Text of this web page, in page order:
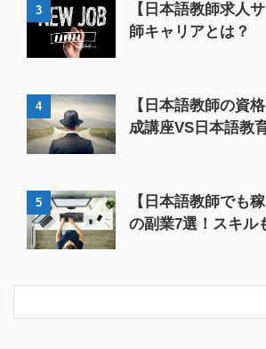
3
【日本語教師求人
師キャリアとは？
4
【日本語教師の資
成講座VS日本語教
5
【日本語教師でも
の副業7選！スキル